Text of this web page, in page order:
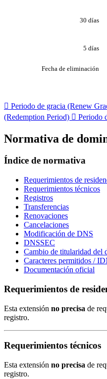
30 días
5 días
Fecha de eliminación
 Periodo de gracia (Renew
(Redemption Period)  Periodo
Normativa de
Índice de normativa
Requerimientos de
Requerimientos técnicos
Registros
Transferencias
Renovaciones
Cancelaciones
Modificación de DNS
DNSSEC
Cambio de titularidad del
Caracteres permitidos /
Documentación oficial
Requerimientos de
Esta extensión no precisa de
registro.
Requerimientos técnicos
Esta extensión no precisa de
registro.